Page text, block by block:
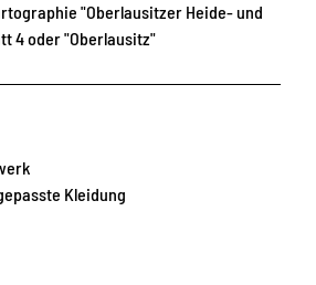
"Oberlausitzer Heide- und
4 oder "Oberlausitz"
Kleidung